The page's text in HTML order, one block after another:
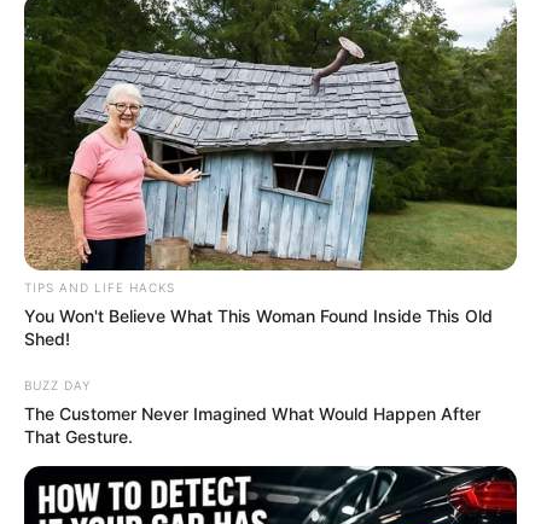
Buggy and Buddy
TIPS AND LIFE HACKS
You Won't Believe What This Woman Found Inside This Old
Shed!
BUZZ DAY
The Customer Never Imagined What Would Happen After
That Gesture.